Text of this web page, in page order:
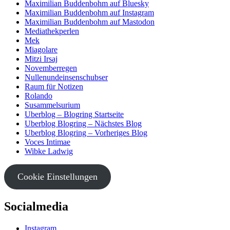
Maximilian Buddenbohm auf Bluesky
Maximilian Buddenbohm auf Instagram
Maximilian Buddenbohm auf Mastodon
Mediathekperlen
Mek
Miagolare
Mitzi Irsaj
Novemberregen
Nullenundeinsenschubser
Raum für Notizen
Rolando
Susammelsurium
Uberblog – Blogring Startseite
Uberblog Blogring – Nächstes Blog
Uberblog Blogring – Vorheriges Blog
Voces Intimae
Wibke Ladwig
Cookie Einstellungen
Socialmedia
Instagram